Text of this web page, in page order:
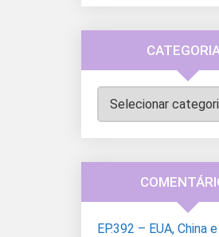
Categorias
EP.392 – EUA, China